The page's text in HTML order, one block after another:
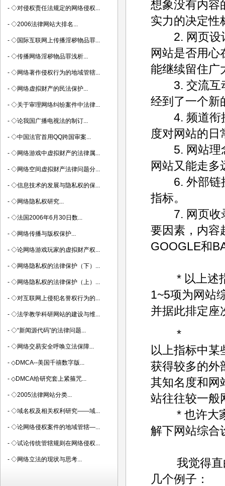
想象没有内容
实力的决定性
2. 网页设计
网站是否用心
能继续留住广
3. 交流互动
经到了一个新
4. 频道衔接
度对网站的日
5. 网站理念
网站又能走多
6. 外部链接
指标。
7. 网页收录
要因素，内容
GOOGLE和
* 以上述指
1~5项为网站
并据此排定座
*
以上指标中
获得较多的外
其知名度和网
站往往较一般
* 也许大家
解下网站综合
我觉得直白
几个例子：
- ◇对侵权责任法规定的网络侵权...
- ◇2006法律网站大排名...
- ◇国际互联网上传播淫秽物品罪...
- ◇传播网络淫秽物品罪浅析...
- ◇网络著作侵权行为的地域管辖...
- ◇网络虚拟财产的民法保护...
- ◇关于审理网络纠纷案件中法律...
- ◇论我国广播电视法的制订...
- ◇中国法官首用QQ跨国审案...
- ◇网络游戏中虚拟财产的法律属...
- ◇网络空间虚拟财产法律问题分...
- ◇信息技术的发展与隐私权的保...
- ◇网络隐私权研究...
- ◇法国2006年6月30日数...
- ◇网络传播与版权保护...
- ◇论网络游戏玩家的虚拟财产权...
- ◇网络隐私权的法律保护（下）...
- ◇网络隐私权的法律保护（上）...
- ◇对互联网上侵犯名誉权行为的...
- ◇法学教学科研网站的建设与维...
- ◇“新闻源代码”的法律问题...
- ◇网络交易安全呼唤立法保障...
- ◇DMCA--美国千禧数字版...
- ◇DMCA给研究套上紧箍咒...
- ◇2005法律网站分类...
- ◇域名权及相关权利研究——域...
- ◇论网络侵权案件的地域管辖—...
- ◇试论传统管辖规则在网络侵权...
- ◇网络立法的现状与思考...